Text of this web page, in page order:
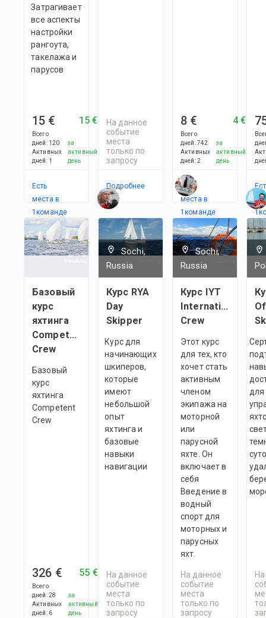
Затрагивает
все аспекты
настройки
рангоута,
такелажа и
парусов
15 €
Всего
дней: 120
Активных
дней: 1
15 €
за
активный
день
Есть
места в
1командe
На данное
событие
места
только по
запросу
Подробнее
8 €
Всего
дней:742
Активных
дней:2
4 €
за
активный
день
Есть
места в
1командe
1
Базовый
курс
яхтинга
Сompetent
Crew
Базовый
курс
яхтинга
Сompetent
Crew
326 €
Всего
дней:28
Активных
дней: 6
55 €
за
активный
день
Sochi,
Russia
Курс RYA
Day
Skipper
Курс для
начинающих
шкиперов,
которые
имеют
небольшой
опыт
яхтинга и
базовые
навыки
навигации
На данное
событие
места
только по
запросу
Sochi,
Russia
Курс IYT
International
Crew
Этот курс
для тех, кто
хочет стать
активным
членом
экипажа на
моторной
или
парусной
яхте. Он
включает в
себя
Введение в
водный
спорт для
моторных и
парусных
яхт.
На данное
событие
места
только по
запросу
для